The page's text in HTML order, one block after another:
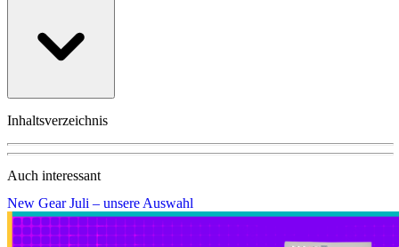
Inhaltsverzeichnis
Auch interessant
New Gear Juli – unsere Auswahl